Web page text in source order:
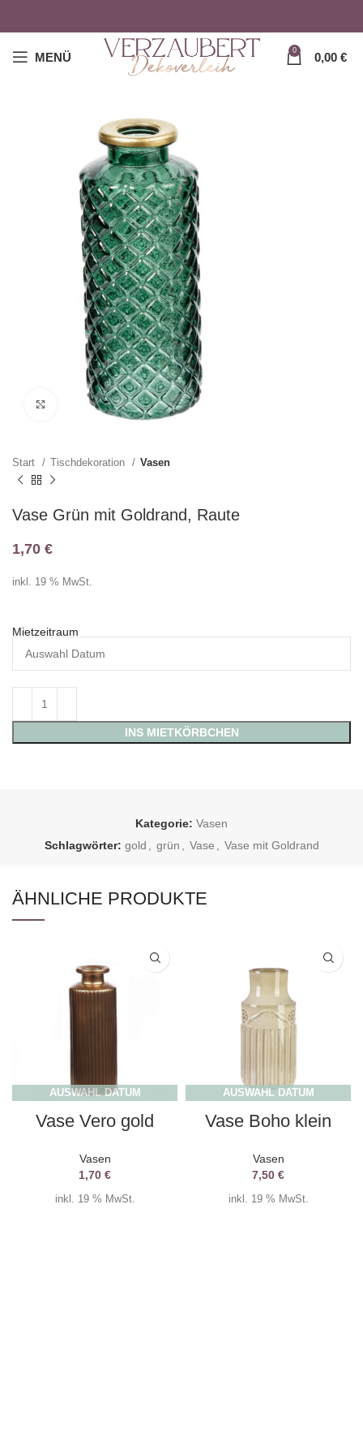
MENÜ 0 0,00 €
Klicken zum Vergrößern
Start Tischdekoration Vasen
Vase Grün mit Goldrand, Raute
1,70 €
inkl. 19 % MwSt.
Mietzeitraum
INS MIETKÖRBCHEN
Kategorie: Vasen
Schlagwörter: gold grün Vase Vase mit Goldrand
ÄHNLICHE PRODUKTE
AUSWAHL DATUM
Vase Vero gold
Vasen
1,70 €
inkl. 19 % MwSt.
AUSWAHL DATUM
Vase Boho klein
Vasen
7,50 €
inkl. 19 % MwSt.